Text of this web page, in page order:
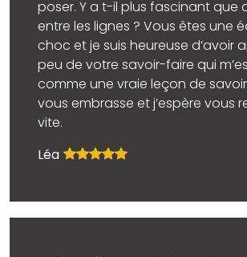
poser. Y a t-il plus fascinant que
entre les lignes ? Vous êtes une
choc et je suis heureuse d’avoir
peu de votre savoir-faire qui
comme une vraie leçon de
vous embrasse et j’espère vous
vite.
Léa